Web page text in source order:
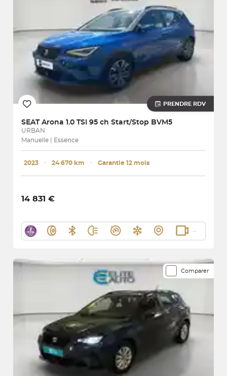
PRENDRE RDV
SEAT Arona 1.0 TSI 95 ch Start/Stop BVM5
URBAN
Manuelle | Essence
2023 ･ 24 670 km ･ Garantie 12 mois
14 831 €
Comparer